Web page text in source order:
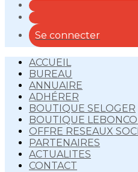
Se connecter
ACCUEIL
BUREAU
ANNUAIRE
ADHÉRER
BOUTIQUE SELOGER
BOUTIQUE
OFFRE RESEAUX
PARTENAIRES
ACTUALITES
CONTACT